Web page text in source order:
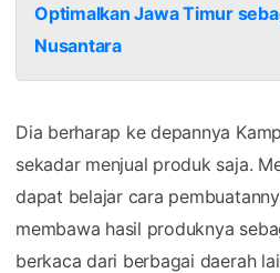
Optimalkan Jawa Timur
Nusantara
Dia berharap ke depannya
sekadar menjual produk saja.
dapat belajar cara
membawa hasil produknya
berkaca dari berbagai daerah